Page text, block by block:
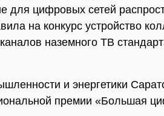
для цифровых сетей
на конкурс устройство
наземного ТВ
и энергетики
премии «Большая